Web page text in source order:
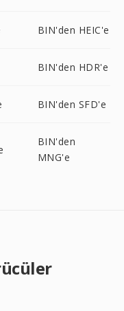
BIN'den HEIC'e
BIN'den HDR'e
BIN'den SFD'e
BIN'den
MNG'e